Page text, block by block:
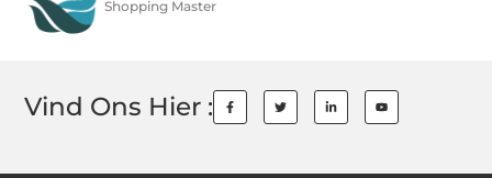
Shopping Master
Vind Ons Hier :